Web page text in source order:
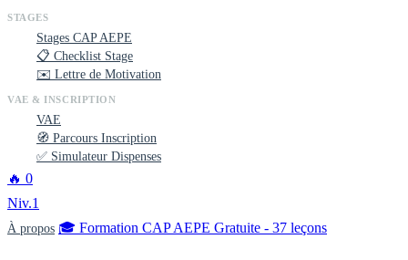
STAGES
Stages CAP AEPE
📋 Checklist Stage
✉️ Lettre de Motivation
VAE & INSCRIPTION
VAE
🧭 Parcours Inscription
✅ Simulateur Dispenses
🔥 0
Niv.1
À propos 🎓 Formation CAP AEPE Gratuite - 37 leçons